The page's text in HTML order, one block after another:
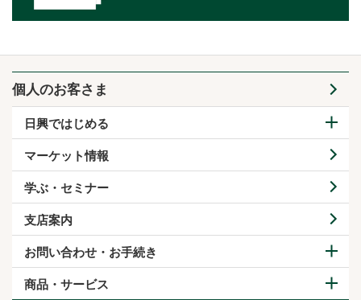
個人のお客さま
日興ではじめる
マーケット情報
学ぶ・セミナー
支店案内
お問い合わせ・お手続き
商品・サービス